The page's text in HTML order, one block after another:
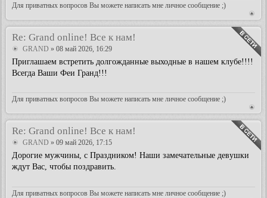
Для приватных вопросов Вы можете написать мне личное сообщение ;)
Re: Grand online! Все к нам!
GRAND » 08 май 2026, 16:29
Приглашаем встретить долгожданные выходные в нашем клубе!!!!
Всегда Ваши Феи Гранд!!!
Для приватных вопросов Вы можете написать мне личное сообщение ;)
Re: Grand online! Все к нам!
GRAND » 09 май 2026, 17:15
Дорогие мужчины, с Праздником! Наши замечательные девушки
ждут Вас, чтобы поздравить.
Для приватных вопросов Вы можете написать мне личное сообщение ;)